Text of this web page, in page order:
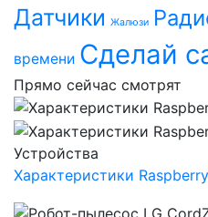
Датчики Жалюзи
времени Сделай
Прямо сейчас смотрят
Устройства
Характеристики